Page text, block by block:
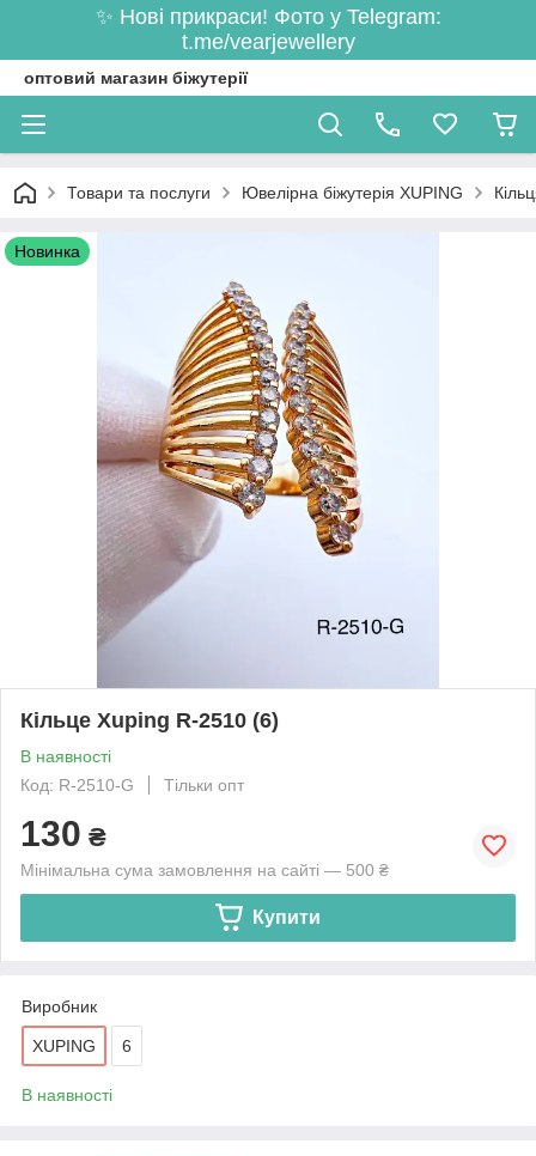
✨ Нові прикраси! Фото у Telegram:
t.me/vearjewellery
оптовий магазин біжутерії
Товари та послуги Ювелірна біжутерія XUPING
Новинка
Кільце Xuping R-2510 (6)
В наявності
Код: R-2510-G
Тільки опт
130 ₴
Мінімальна сума замовлення на сайті — 500 ₴
Купити
Виробник
XUPING 6
В наявності